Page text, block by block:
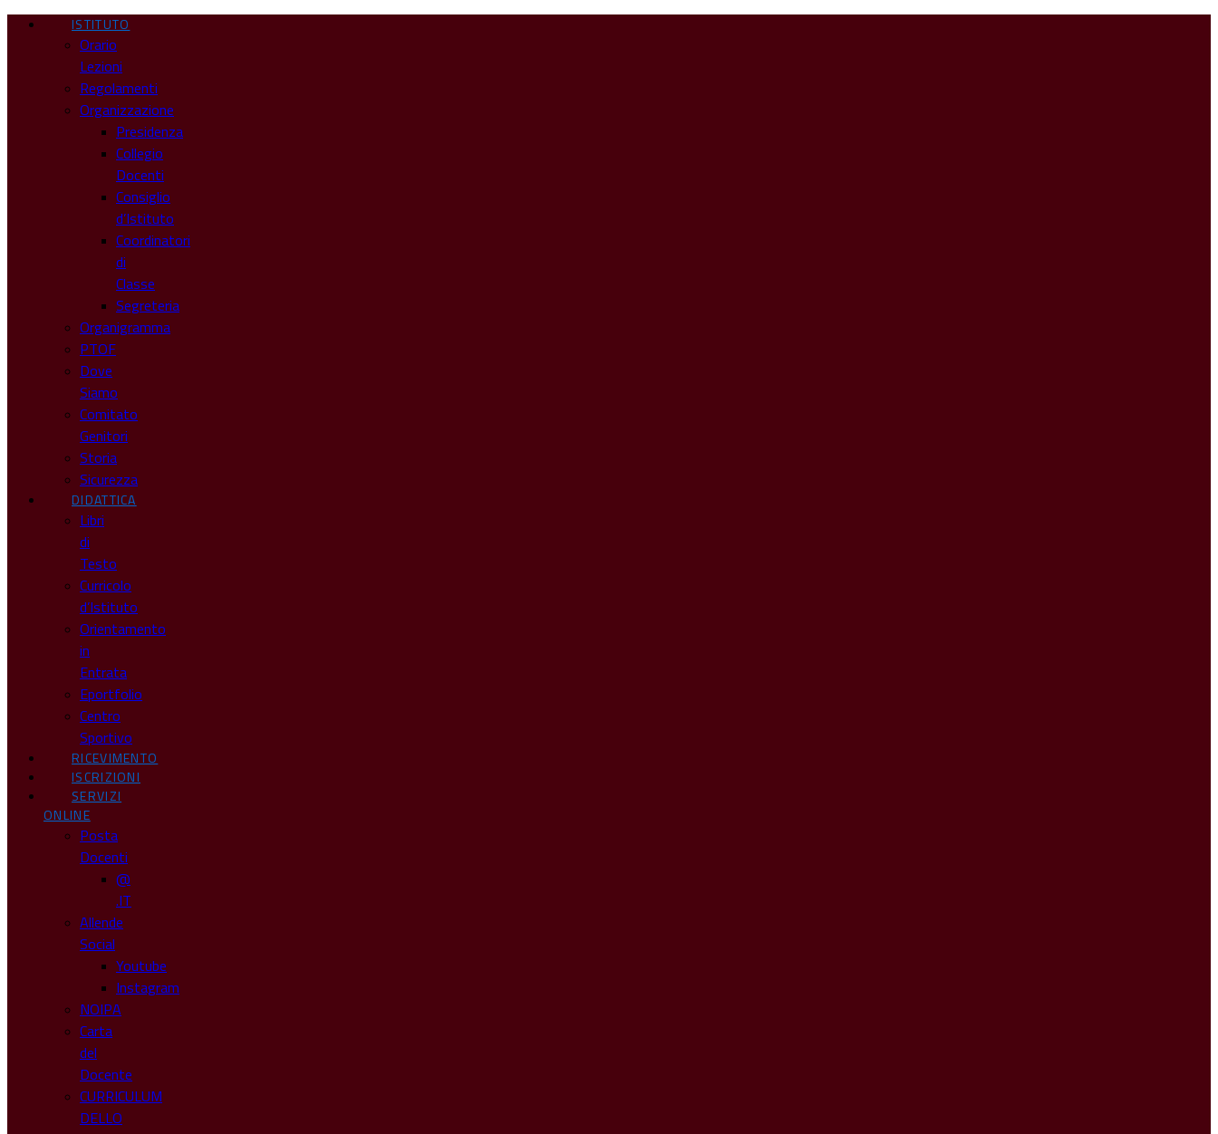
ISTITUTO
Orario
Lezioni
Regolamenti
Organizzazione
Presidenza
Collegio
Docenti
Consiglio
d’Istituto
Coordinatori
di
Classe
Segreteria
Organigramma
PTOF
Dove
Siamo
Comitato
Genitori
Storia
Sicurezza
DIDATTICA
Libri
di
Testo
Curricolo
d’Istituto
Orientamento
in
Entrata
Eportfolio
Centro
Sportivo
RICEVIMENTO
ISCRIZIONI
SERVIZI
ONLINE
Posta
Docenti
@
.IT
Allende
Social
Youtube
Instagram
NOIPA
Carta
del
Docente
CURRICULUM
DELLO